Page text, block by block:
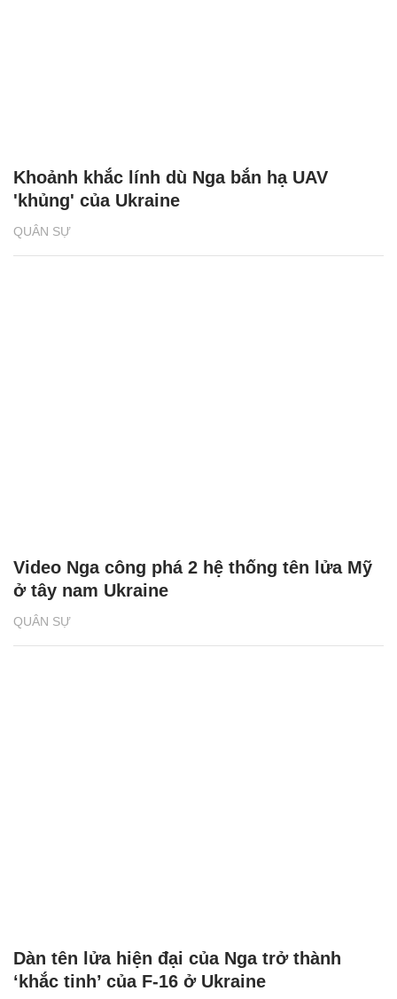
QUÂN SỰ
Khoảnh khắc lính dù Nga bắn hạ UAV
'khủng' của Ukraine
QUÂN SỰ
Video Nga công phá 2 hệ thống tên lửa Mỹ
ở tây nam Ukraine
Dàn tên lửa hiện đại của Nga trở thành
‘khắc tinh’ của F-16 ở Ukraine